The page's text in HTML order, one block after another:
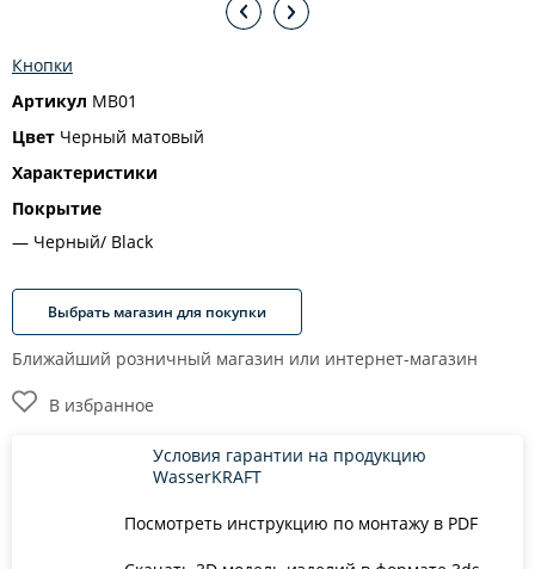
Кнопки
Артикул MB01
Цвет Черный матовый
Характеристики
Покрытие
Черный/ Black
Выбрать магазин для покупки
Ближайший розничный магазин или интернет-магазин
В избранное
Посмотреть инструкцию по монтажу в PDF
Условия гарантии на продукцию
WasserKRAFT